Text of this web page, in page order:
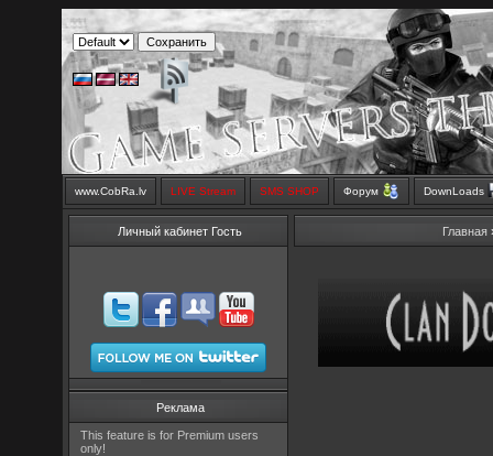
www.CobRa.lv LIVE Stream SMS SHOP Форум DownLoads
Личный кабинет Гость
Реклама
This feature is for Premium users
only!
Главная